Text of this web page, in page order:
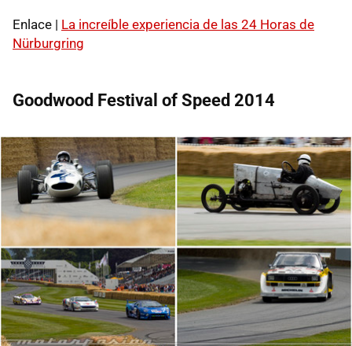
Enlace | La increíble experiencia de las 24 Horas de
Nürburgring
Goodwood Festival of Speed 2014